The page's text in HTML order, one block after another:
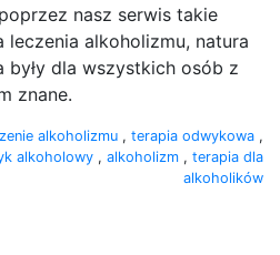
nasz serwis takie
alkoholizmu, natura
były dla wszystkich osób z
znane.
alkoholizmu , terapia odwykowa ,
alkoholowy , alkoholizm , terapia dla
alkoholików